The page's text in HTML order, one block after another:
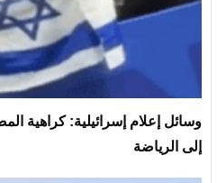
وسائل إعلام إسرائيلية: كراهية
إلى الرياضة